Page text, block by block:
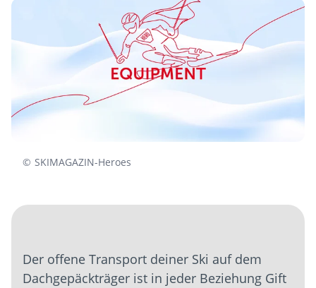
© SKIMAGAZIN-Heroes
Der offene Transport deiner Ski auf dem
Dachgepäckträger ist in jeder Beziehung Gift